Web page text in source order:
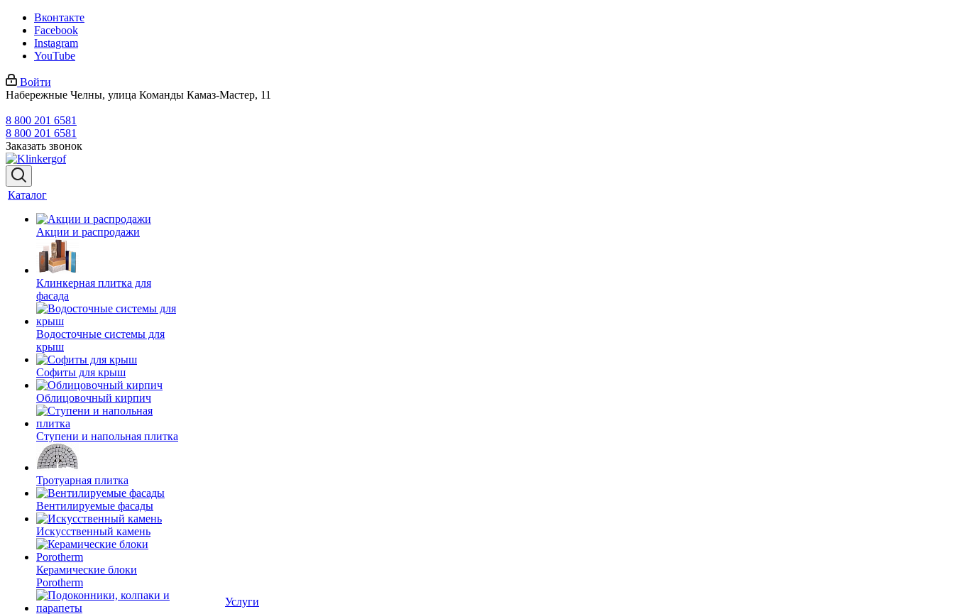
Вконтакте
Facebook
Instagram
YouTube
Войти
Набережные Челны, улица Команды Камаз-Мастер, 11
8 800 201 6581
8 800 201 6581
Заказать звонок
Каталог
Акции и распродажи
Клинкерная плитка для
фасада
Водосточные системы для
крыш
Софиты для крыш
Облицовочный кирпич
Ступени и напольная плитка
Тротуарная плитка
Вентилируемые фасады
Искусственный камень
Керамические блоки
Porotherm
Услуги